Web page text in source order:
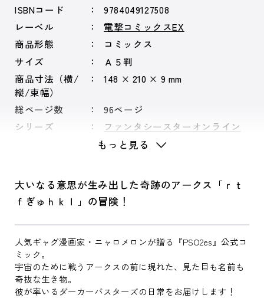
ISBNコード
9784049127508
レーベル
電撃コミックスEX
商品形態
コミックス
サイズ
Ａ５判
商品寸法（横/
縦/束幅）
148 × 210 × 9 mm
総ページ数
96ページ
シリーズ
ファンタシースターオンライン
もっと見る
大いなる意思が生み出した奇跡のアークス「ｒｔ
ｆぎゅｈｋｌ」の冒険！
人気ギャグ漫画家・ニャロメロンが贈る『PSO2es』公式コ
ミック。
宇宙のために戦うアークスの前に現れた、見た目も名前も
奇抜な生き物。
彼が率いるダーカーバスターズの日常をお届けします！